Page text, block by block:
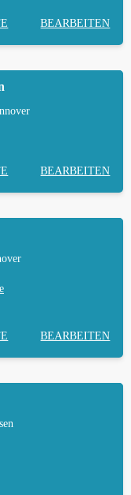
BEARBEITEN
BEARBEITEN
BEARBEITEN